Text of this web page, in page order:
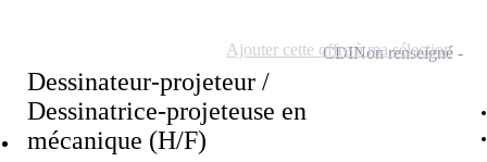
Dessinateur-projeteur /
Dessinatrice-projeteuse en
mécanique (H/F)
CDINon renseigné
Ajouter cette offre à ma sélection